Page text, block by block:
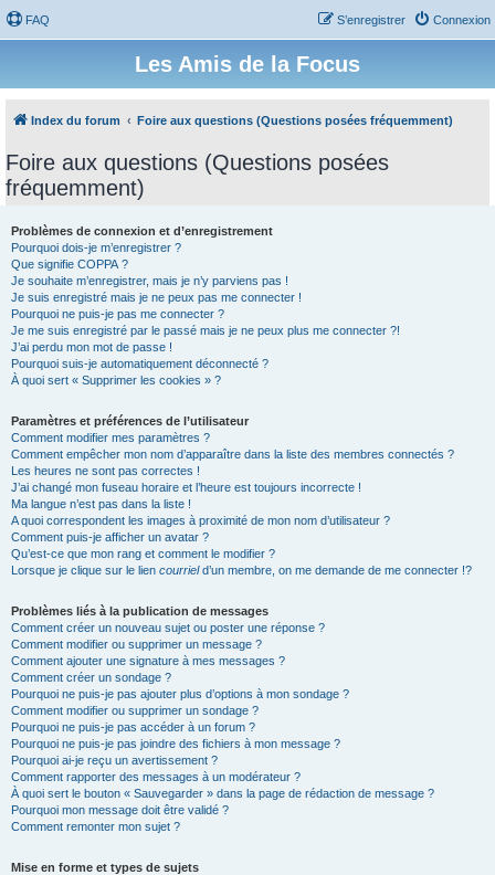
FAQ Connexion
S’enregistrer
Les Amis de la Focus
Index du forum Foire aux questions (Questions posées fréquemment)
Foire aux questions (Questions posées
fréquemment)
Problèmes de connexion et d’enregistrement
Pourquoi dois-je m’enregistrer ?
Que signifie COPPA ?
Je souhaite m’enregistrer, mais je n’y parviens pas !
Je suis enregistré mais je ne peux pas me connecter !
Pourquoi ne puis-je pas me connecter ?
Je me suis enregistré par le passé mais je ne peux plus me connecter ?!
J’ai perdu mon mot de passe !
Pourquoi suis-je automatiquement déconnecté ?
À quoi sert « Supprimer les cookies » ?
Paramètres et préférences de l’utilisateur
Comment modifier mes paramètres ?
Comment empêcher mon nom d’apparaître dans la liste des membres connectés ?
Les heures ne sont pas correctes !
J’ai changé mon fuseau horaire et l’heure est toujours incorrecte !
Ma langue n’est pas dans la liste !
A quoi correspondent les images à proximité de mon nom d’utilisateur ?
Comment puis-je afficher un avatar ?
Qu’est-ce que mon rang et comment le modifier ?
Lorsque je clique sur le lien courrield’un membre, on me demande de me connecter !?
Problèmes liés à la publication de messages
Comment créer un nouveau sujet ou poster une réponse ?
Comment modifier ou supprimer un message ?
Comment ajouter une signature à mes messages ?
Comment créer un sondage ?
Pourquoi ne puis-je pas ajouter plus d’options à mon sondage ?
Comment modifier ou supprimer un sondage ?
Pourquoi ne puis-je pas accéder à un forum ?
Pourquoi ne puis-je pas joindre des fichiers à mon message ?
Pourquoi ai-je reçu un avertissement ?
Comment rapporter des messages à un modérateur ?
À quoi sert le bouton « Sauvegarder » dans la page de rédaction de message ?
Pourquoi mon message doit être validé ?
Comment remonter mon sujet ?
Mise en forme et types de sujets